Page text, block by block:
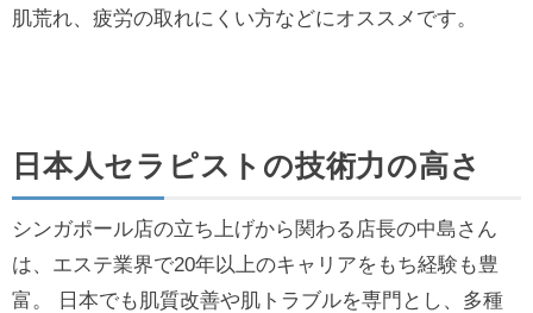
肌荒れ、疲労の取れにくい方などにオススメです。
日本人セラピストの技術力の高さ
シンガポール店の立ち上げから関わる店長の中島さん
は、エステ業界で20年以上のキャリアをもち経験も豊
富。 日本でも肌質改善や肌トラブルを専門とし、多種